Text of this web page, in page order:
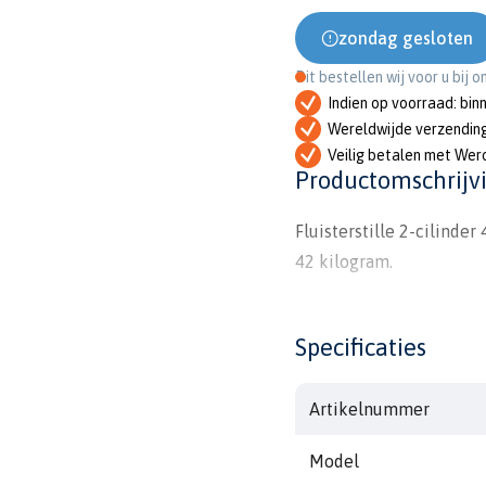
zondag gesloten
Dit bestellen wij voor u bij
Indien op voorraad:
Wereldwijde
Veilig betalen met
Fluisterstille 2-cilinder
42 kilogram.
Specificaties
Artikelnummer
Model